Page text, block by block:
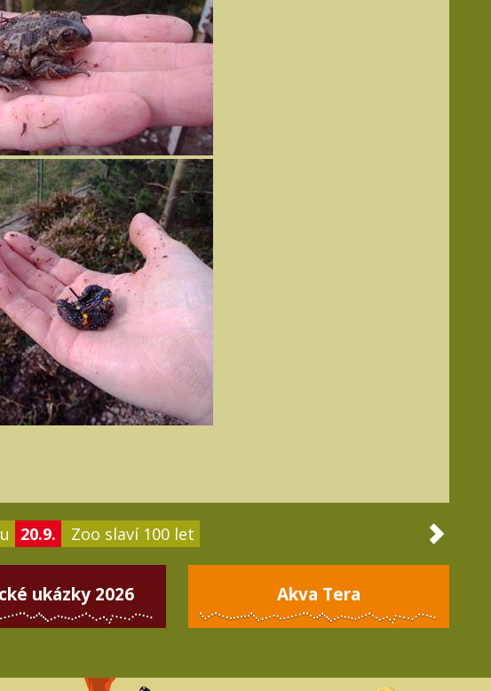
20.9. Zoo slaví 100 let
ukázky 2026 Akva Tera